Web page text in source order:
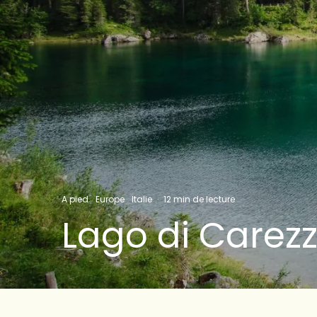
A pied Europe Italie · 12 min de lecture
Lago di